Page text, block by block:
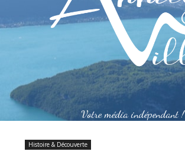
Votre média indépendant !
Histoire & Découverte